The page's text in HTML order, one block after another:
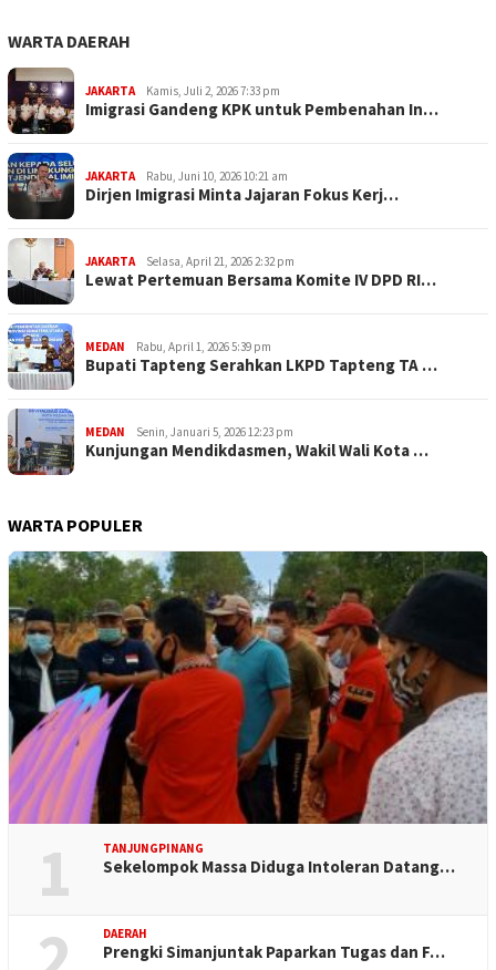
WARTA DAERAH
JAKARTA Kamis, Juli 2, 2026 7:33 pm
Imigrasi Gandeng KPK untuk Pembenahan In…
JAKARTA Rabu, Juni 10, 2026 10:21 am
Dirjen Imigrasi Minta Jajaran Fokus Kerj…
JAKARTA Selasa, April 21, 2026 2:32 pm
Lewat Pertemuan Bersama Komite IV DPD RI…
MEDAN Rabu, April 1, 2026 5:39 pm
Bupati Tapteng Serahkan LKPD Tapteng TA …
MEDAN Senin, Januari 5, 2026 12:23 pm
Kunjungan Mendikdasmen, Wakil Wali Kota …
WARTA POPULER
1 TANJUNGPINANG
Sekelompok Massa Diduga Intoleran Datang…
DAERAH
Prengki Simanjuntak Paparkan Tugas dan F…